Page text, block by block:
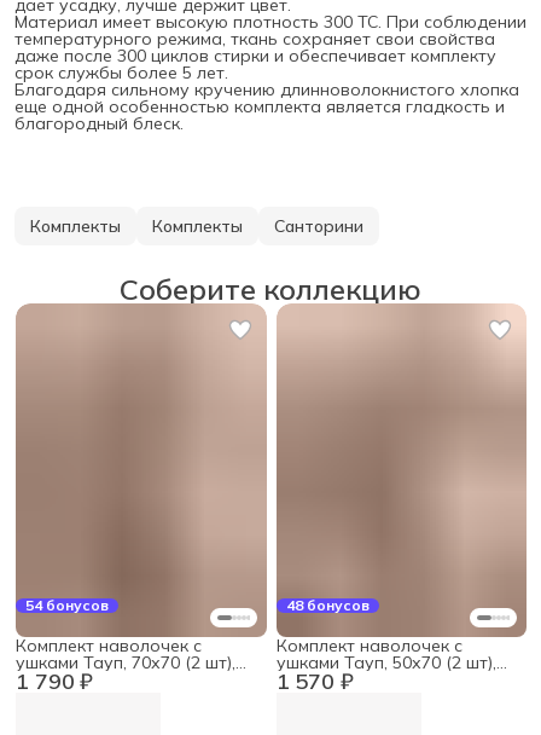
дает усадку, лучше держит цвет.
Материал имеет высокую плотность 300 ТС. При соблюдении
температурного режима, ткань сохраняет свои свойства
даже после 300 циклов стирки и обеспечивает комплекту
срок службы более 5 лет.
Благодаря сильному кручению длинноволокнистого хлопка
еще одной особенностью комплекта является гладкость и
благородный блеск.
Комплекты Комплекты Санторини
Соберите коллекцию
54 бонусов
1 790 ₽
Комплект наволочек с
ушками Тауп, 70х70 (2 шт),
мако-сатин
48 бонусов
1 570 ₽
Комплект наволочек с
ушками Тауп, 50х70 (2 шт),
мако-сатин